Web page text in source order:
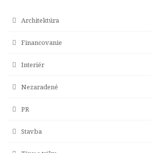
Architektúra
Financovanie
Interiér
Nezaradené
PR
Stavba